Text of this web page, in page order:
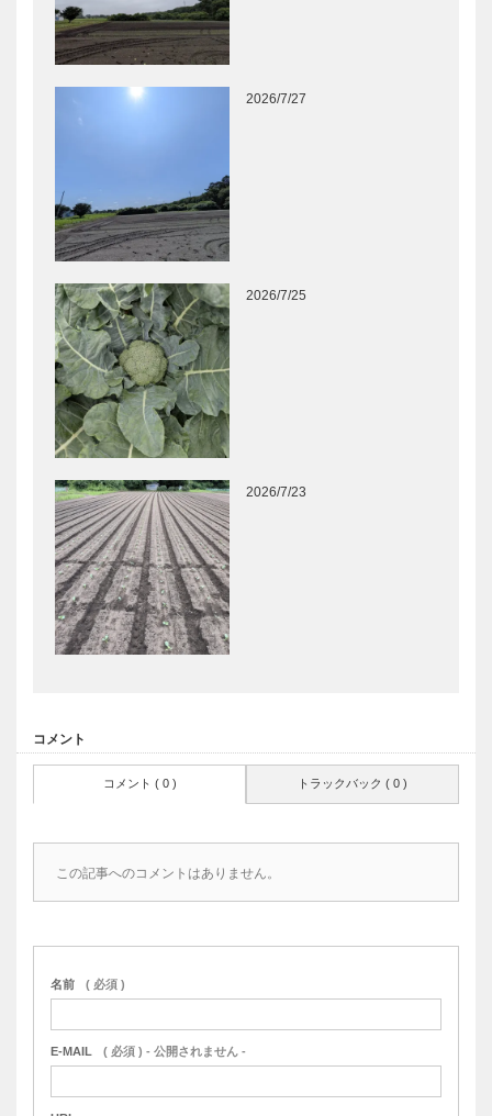
2026/7/27
2026/7/25
2026/7/23
コメント
コメント ( 0 ) トラックバック ( 0 )
この記事へのコメントはありません。
名前 ( 必須 )
E-MAIL ( 必須 ) - 公開されません -